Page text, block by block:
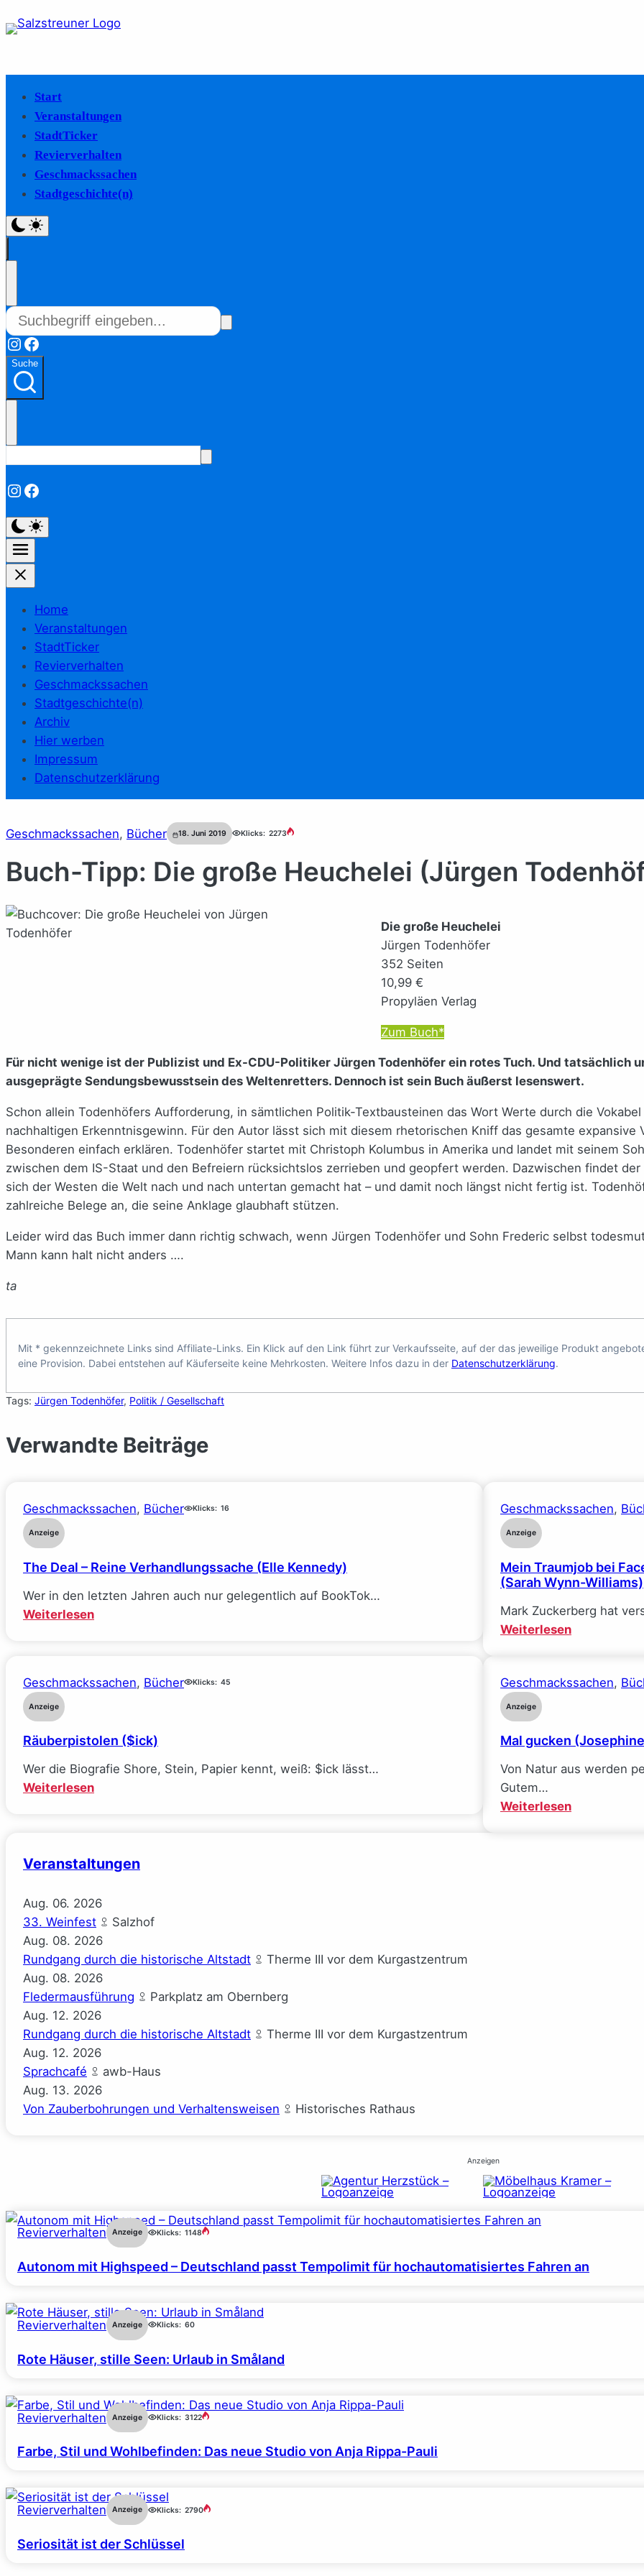
Start
Veranstaltungen
StadtTicker
Revierverhalten
Geschmackssachen
Stadtgeschichte(n)
Instagram
Facebook
Suche
Instagram
Facebook
Home
Veranstaltungen
StadtTicker
Revierverhalten
Geschmackssachen
Stadtgeschichte(n)
Archiv
Hier werben
Impressum
Datenschutzerklärung
Geschmackssachen, Bücher 18. Juni 2019 Klicks: 2273
Buch-Tipp: Die große Heuchelei (Jürgen
Die große Heuchelei
Jürgen Todenhöfer
352 Seiten
10,99 €
Propyläen Verlag
Zum Buch*
Für nicht wenige ist der Publizist und Ex-CDU-Politiker Jürgen Todenhöfer ein rotes Tuch. Und tatsächlich
ausgeprägte Sendungsbewusstsein des Weltenretters. Dennoch ist sein Buch äußerst lesenswert.
Schon allein Todenhöfers Aufforderung, in sämtlichen Politik-Textbausteinen das Wort Werte durch die
nachhaltigen Erkenntnisgewinn. Für den Autor lässt sich mit diesem rhetorischen Kniff das gesamte expansive
Besonderen einfach erklären. Todenhöfer startet mit Christoph Kolumbus in Amerika und landet mit seinem
zwischen dem IS-Staat und den Befreiern rücksichtslos zerrieben und geopfert werden. Dazwischen findet
sich der Westen die Welt nach und nach untertan gemacht hat – und damit noch längst nicht fertig ist.
zahlreiche Belege an, die seine Anklage glaubhaft stützen.
Leider wird das Buch immer dann richtig schwach, wenn Jürgen Todenhöfer und Sohn Frederic selbst
Mann kann halt nicht anders ….
ta
Mit * gekennzeichnete Links sind Affiliate-Links. Ein Klick auf den Link führt zur Verkaufsseite, auf der das jeweilige Produkt
eine Provision. Dabei entstehen auf Käuferseite keine Mehrkosten. Weitere Infos dazu in der Datenschutzerklärung.
Tags: Jürgen Todenhöfer, Politik / Gesellschaft
Verwandte Beiträge
Geschmackssachen, Bücher Klicks: 16
Anzeige
The Deal – Reine Verhandlungssache (Elle Kennedy)
Wer in den letzten Jahren auch nur gelegentlich auf BookTok…
Weiterlesen:
Reine
Kennedy)
Geschmackssachen,
Anzeige
Mein Traumjob bei
(Sarah Wynn-Williams)
Mark Zuckerberg hat
Weiterlesen:
bei
wie
alle
Ideale
Geschmackssachen, Bücher Klicks: 45
Anzeige
Räuberpistolen ($ick)
Wer die Biografie Shore, Stein, Papier kennt, weiß: $ick lässt…
Weiterlesen:
Geschmackssachen,
Anzeige
Mal gucken
Von Natur aus werden
Gutem…
Weiterlesen:
Veranstaltungen
Aug. 06. 2026
33. Weinfest
Salzhof
Aug. 08. 2026
Rundgang durch die historische Altstadt
Therme III vor dem Kurgastzentrum
Aug. 08. 2026
Fledermausführung
Parkplatz am Obernberg
Aug. 12. 2026
Rundgang durch die historische Altstadt
Therme III vor dem Kurgastzentrum
Aug. 12. 2026
Sprachcafé
awb-Haus
Aug. 13. 2026
Von Zauberbohrungen und Verhaltensweisen
Historisches Rathaus
Anzeigen
Revierverhalten Anzeige Klicks: 1148
Autonom mit Highspeed – Deutschland passt Tempolimit für hochautomatisiertes Fahren an
Revierverhalten Anzeige Klicks: 60
Rote Häuser, stille Seen: Urlaub in Småland
Revierverhalten Anzeige Klicks: 3122
Farbe, Stil und Wohlbefinden: Das neue Studio von Anja Rippa-Pauli
Revierverhalten Anzeige Klicks: 2790
Seriosität ist der Schlüssel